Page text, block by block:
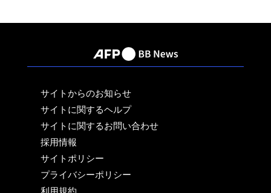
サイトからのお知らせ
サイトに関するヘルプ
サイトに関するお問い合わせ
採用情報
サイトポリシー
プライバシーポリシー